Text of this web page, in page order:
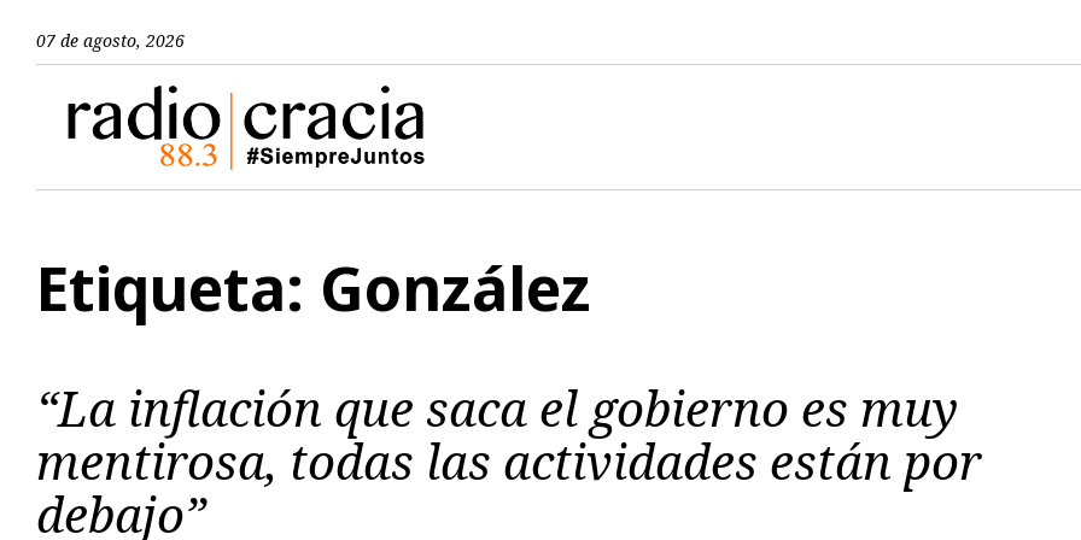
07 de agosto, 2026
Etiqueta: González
“La inflación que saca el gobierno es muy
mentirosa, todas las actividades están por
debajo”